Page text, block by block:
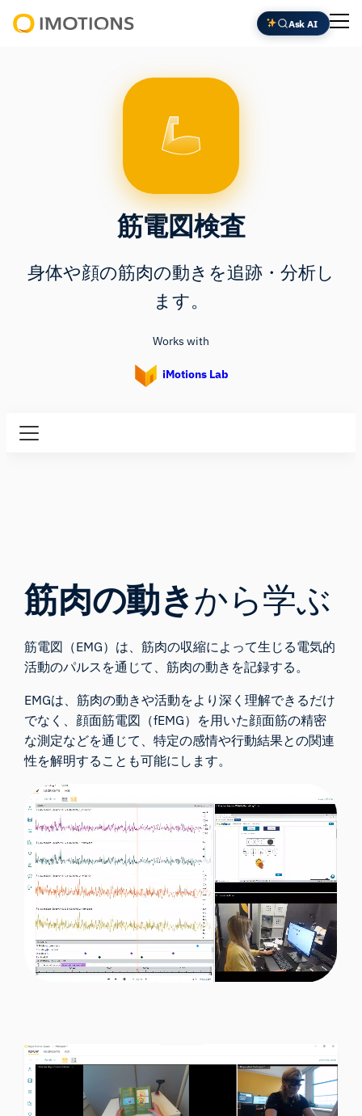
内
容
Ask AI
筋電図検査
身体や顔の筋肉の動きを追跡・分析し
ます。
Works with
iMotions Lab
筋肉の動きから学ぶ
筋電図（EMG）は、筋肉の収縮によって生じる電気的
活動のパルスを通じて、筋肉の動きを記録する。
EMGは、筋肉の動きや活動をより深く理解できるだけ
でなく、顔面筋電図（fEMG）を用いた顔面筋の精密
な測定などを通じて、特定の感情や行動結果との関連
性を解明することも可能にします。